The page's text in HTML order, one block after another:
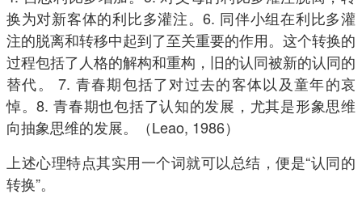
换为对新客体的利比多灌注。6. 同伴小组在利比多灌
注的脱离和转移中起到了至关重要的作用。这个转换的
过程包括了人格的解构和重构，旧的认同被新的认同的
替代。 7. 青春期包括了对过去的客体以及童年的哀
悼。8. 青春期也包括了认知的发展，尤其是形象思维
向抽象思维的发展。（Leao, 1986）
上述心理特点其实用一个词就可以总结，便是“认同的
转换”。